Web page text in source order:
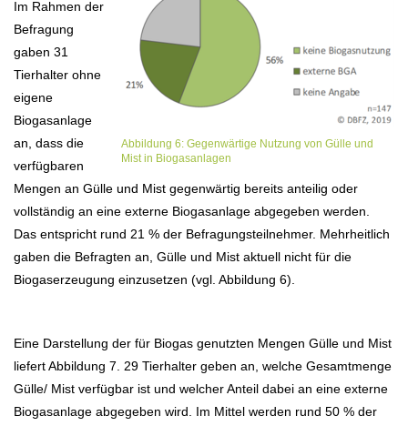
Abbildung 6: Gegenwärtige Nutzung von Gülle und
Mist in Biogasanlagen
Im Rahmen der
Befragung
gaben 31
Tierhalter ohne
eigene
Biogasanlage
an, dass die
verfügbaren
Mengen an Gülle und Mist gegenwärtig bereits anteilig oder
vollständig an eine externe Biogasanlage abgegeben werden.
Das entspricht rund 21 % der Befragungsteilnehmer. Mehrheitlich
gaben die Befragten an, Gülle und Mist aktuell nicht für die
Biogaserzeugung einzusetzen (vgl. Abbildung 6).
Eine Darstellung der für Biogas genutzten Mengen Gülle und Mist
liefert Abbildung 7. 29 Tierhalter geben an, welche Gesamtmenge
Gülle/ Mist verfügbar ist und welcher Anteil dabei an eine externe
Biogasanlage abgegeben wird. Im Mittel werden rund 50 % der